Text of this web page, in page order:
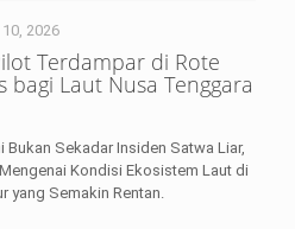
2026
Terdampar di Rote
bagi Laut Nusa Tenggara
Bukan Sekadar Insiden Satwa Liar,
Kondisi Ekosistem Laut di
yang Semakin Rentan.